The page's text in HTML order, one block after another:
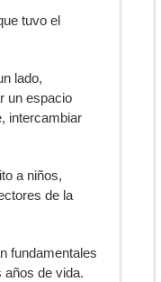
tuvo el
lado,
un espacio
intercambiar
a niños,
de la
fundamentales
años de vida.